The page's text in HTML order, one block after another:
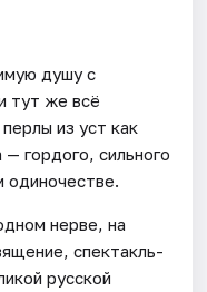
душу с
тут же всё
из уст как
гордого, сильного
одиночестве.
нерве, на
спектакль-
русской